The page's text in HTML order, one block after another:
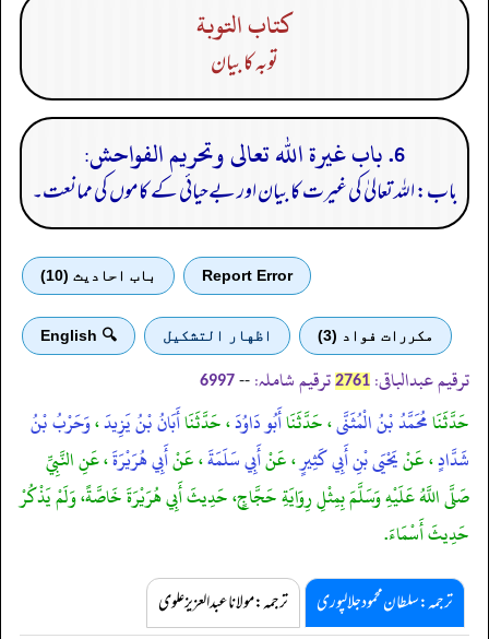
كتاب التوبة
توبہ کا بیان
6. باب غيرة الله تعالى وتحريم الفواحش:
باب: اللہ تعالیٰ کی غیرت کا بیان اور بےحیائی کے کاموں کی ممانعت۔
Report Error باب احادیث (10)
مكررات فواد (3) اظهار التشكيل 🔍 English
ترقیم عبدالباقی: 2761 ترقیم شاملہ: --
6997
حَدَّثَنَامُحَمَّدُ بْنُ الْمُثَنَّى، حَدَّثَنَاأَبُو دَاوُدَ، حَدَّثَنَاأَبَانُ بْنُ يَزِيدَ،وَحَرْبُ بْنُ
شَدَّادٍ، عَنْيَحْيَى بْنِ أَبِي كَثِيرٍ، عَنْأَبِي سَلَمَةَ، عَنْأَبِي هُرَيْرَةَ، عَنِ النَّبِيِّ
صَلَّى اللَّهُ عَلَيْهِ وَسَلَّمَ بِمِثْلِ رِوَايَةِ حَجَّاجٍ، حَدِيثَ أَبِي هُرَيْرَةَ خَاصَّةً، وَلَمْ يَذْكُرْ
حَدِيثَ أَسْمَاءَ.
ترجمہ:سلطان محمود جلالپوری ترجمہ:مولانا عبدالعزیز علوی